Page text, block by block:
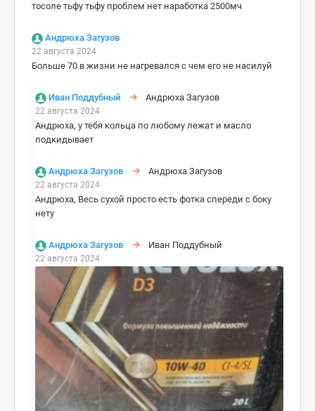
тосоле тьфу тьфу проблем нет наработка 2500мч
Андрюха Загузов
22 августа 2024
Больше 70 в жизни не нагревался с чем его не насилуй
Иван Поддубный Андрюха Загузов
22 августа 2024
Андрюха, у тебя кольца по любому лежат и масло
подкидывает
Андрюха Загузов Андрюха Загузов
22 августа 2024
Андрюха, Весь сухой просто есть фотка спереди с боку
нету
Андрюха Загузов Иван Поддубный
22 августа 2024